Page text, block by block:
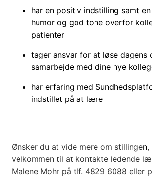
har en positiv indstilling samt
humor og god tone overfor
patienter
tager ansvar for at løse
samarbejde med dine nye
har erfaring med
indstillet på at lære
Ønsker du at vide mere om stillingen,
velkommen til at kontakte ledende
Malene Mohr på tlf. 4829 6088 eller